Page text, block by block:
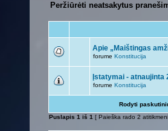
Peržiūrėti neatsakytus
Apie „Maištingas
forume Konstitucija
Įstatymai - atnaujinta
forume Konstitucija
Rodyti
Puslapis 1 iš 1 [ Paieška rado 2